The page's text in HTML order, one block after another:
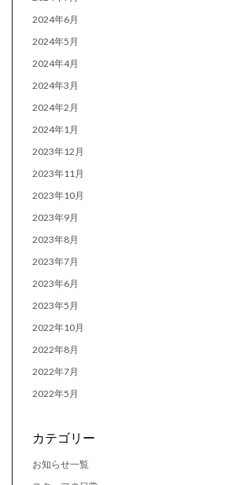
2024年6月
2024年5月
2024年4月
2024年3月
2024年2月
2024年1月
2023年12月
2023年11月
2023年10月
2023年9月
2023年8月
2023年7月
2023年6月
2023年5月
2022年10月
2022年8月
2022年7月
2022年5月
カテゴリー
お知らせ一覧